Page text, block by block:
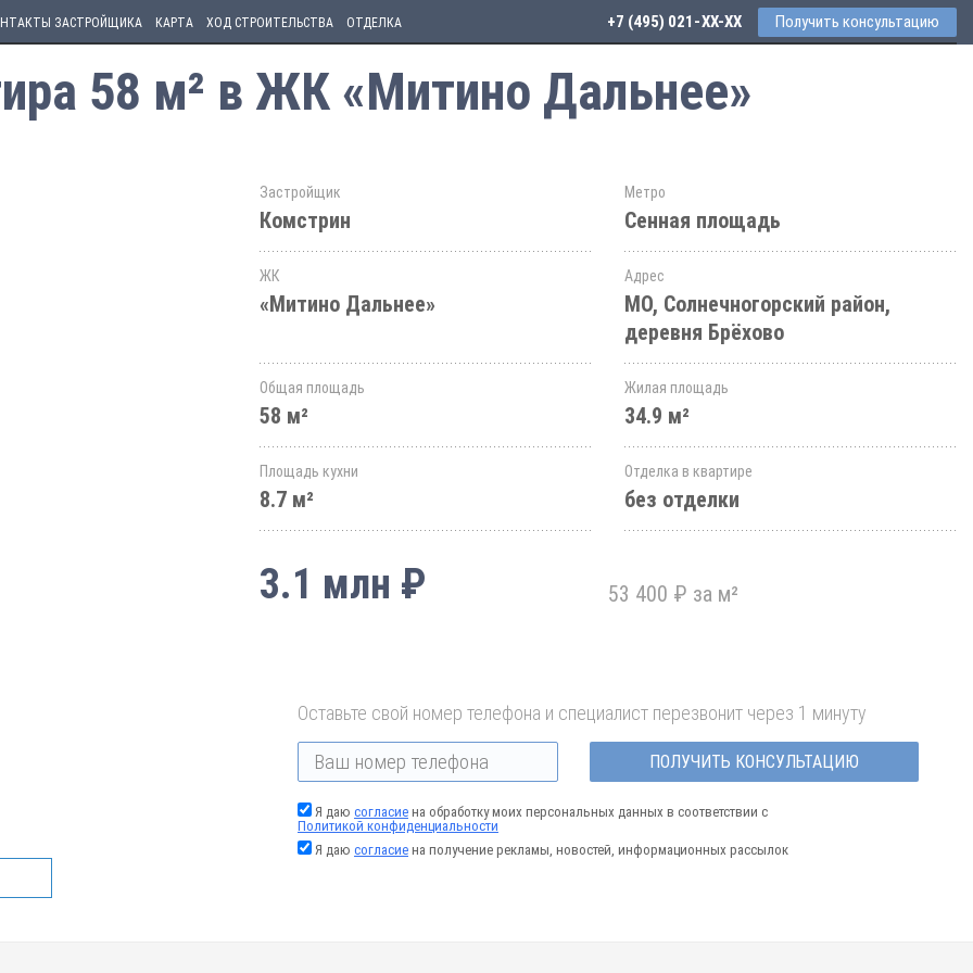
ЗАСТРОЙЩИКА КАРТА ХОД СТРОИТЕЛЬСТВА ОТДЕЛКА +7 (495) 021-41-76 Получить консультацию
58 м² в ЖК «Митино Дальнее»
Застройщик
Комстрин
Метро
Сенная площадь
ЖК
«Митино Дальнее»
Адрес
МО, Солнечногорский район,
деревня Брёхово
Общая площадь
58 м²
Жилая площадь
34.9 м²
Площадь кухни
8.7 м²
Отделка в квартире
без отделки
3.1 млн ₽ 53 400 ₽ за м²
Оставьте свой номер телефона и специалист перезвонит через 1 минуту
ПОЛУЧИТЬ КОНСУЛЬТАЦИЮ
Я даю согласие на обработку моих персональных данных в соответствии с
Политикой конфиденциальности
Я даю согласие на получение рекламы, новостей, информационных рассылок